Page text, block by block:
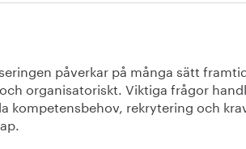
påverkar på många sätt
organisatoriskt. Viktiga frågor
kompetensbehov, rekrytering och